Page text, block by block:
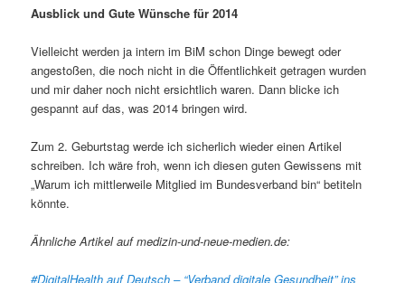
Ausblick und Gute Wünsche für 2014
Vielleicht werden ja intern im BiM schon Dinge bewegt oder
angestoßen, die noch nicht in die Öffentlichkeit getragen wurden
und mir daher noch nicht ersichtlich waren. Dann blicke ich
gespannt auf das, was 2014 bringen wird.
Zum 2. Geburtstag werde ich sicherlich wieder einen Artikel
schreiben. Ich wäre froh, wenn ich diesen guten Gewissens mit
„Warum ich mittlerweile Mitglied im Bundesverband bin“ betiteln
könnte.
Ähnliche Artikel auf medizin-und-neue-medien.de:
#DigitalHealth auf Deutsch – “Verband digitale Gesundheit” ins